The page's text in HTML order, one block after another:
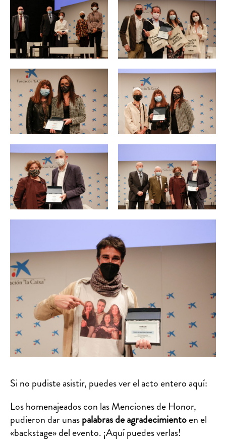
Si no pudiste asistir, puedes ver el acto entero aquí:
Los homenajeados con las Menciones de Honor,
pudieron dar unaspalabras de agradecimientoen el
«backstage» del evento. ¡Aquí puedes verlas!